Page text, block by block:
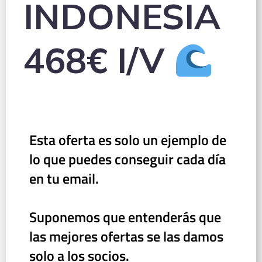
INDONESIA
468€ I/V
Esta oferta es solo un ejemplo de
lo que puedes conseguir cada día
en tu email.
Suponemos que entenderás que
las mejores ofertas se las damos
solo a los socios.